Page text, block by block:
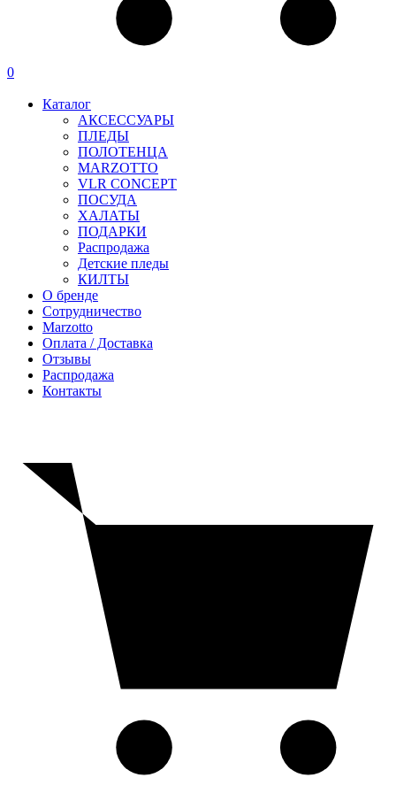
0
Каталог
АКСЕССУАРЫ
ПЛЕДЫ
ПОЛОТЕНЦА
MARZOTTO
VLR CONCEPT
ПОСУДА
ХАЛАТЫ
ПОДАРКИ
Распродажа
Детские пледы
КИЛТЫ
О бренде
Сотрудничество
Marzotto
Оплата / Доставка
Отзывы
Распродажа
Контакты